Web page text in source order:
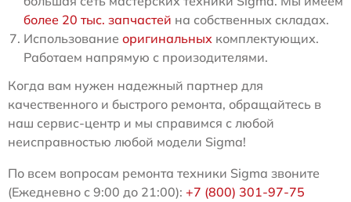
более 20 тыс. запчастей на собственных складах.
Использование оригинальных комплектующих.
Работаем напрямую с произодителями.
Когда вам нужен надежный партнер для
качественного и быстрого ремонта, обращайтесь в
наш сервис-центр и мы справимся с любой
неисправностью любой модели Sigma!
По всем вопросам ремонта техники Sigma звоните
(Ежедневно с 9:00 до 21:00): +7 (800) 301-97-75